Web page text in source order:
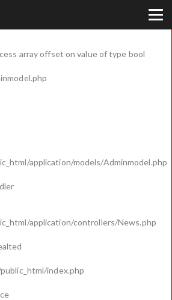
array offset on value of type bool
application/models/Adminmodel.php
application/controllers/News.php
index.php